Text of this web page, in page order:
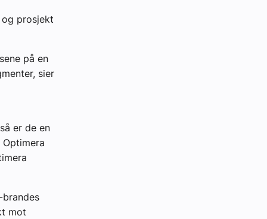
og prosjekt
på en
sier
er de en
mot